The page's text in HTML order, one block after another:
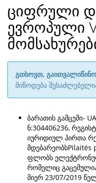
ციფრული
ევროპული
გთხოვთ,
მიწოდება
ბარათის გამცემი-
ნ:304406236,
იურიდიულ პირთა
მდებარეობსPilaitės
ფლობს
რომელიც
მიერ 23/07/2019